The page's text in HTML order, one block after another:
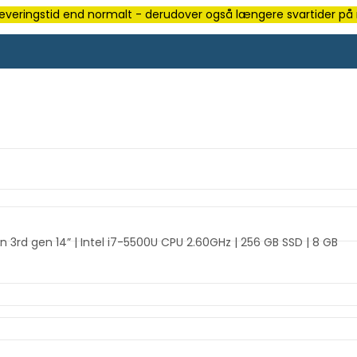
end normalt - derudover også længere svartider på
3rd gen 14” | Intel i7-5500U CPU 2.60GHz | 256 GB SSD | 8 GB